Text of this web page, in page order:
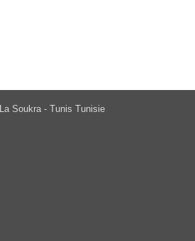
Soukra - Tunis Tunisie